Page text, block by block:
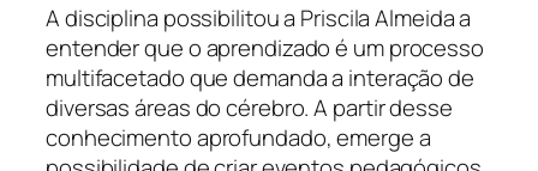
A disciplina possibilitou a Priscila Almeida a
entender que o aprendizado é um processo
multifacetado que demanda a interação de
diversas áreas do cérebro. A partir desse
conhecimento aprofundado, emerge a